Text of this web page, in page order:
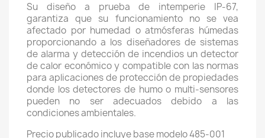
Su diseño a prueba de intemperie IP-67,
garantiza que su funcionamiento no se vea
afectado por humedad o atmósferas húmedas
proporcionando a los diseñadores de sistemas
de alarma y detección de incendios un detector
de calor económico y compatible con las normas
para aplicaciones de protección de propiedades
donde los detectores de humo o multi-sensores
pueden no ser adecuados debido a las
condiciones ambientales.
Precio publicado incluye base modelo 485-001